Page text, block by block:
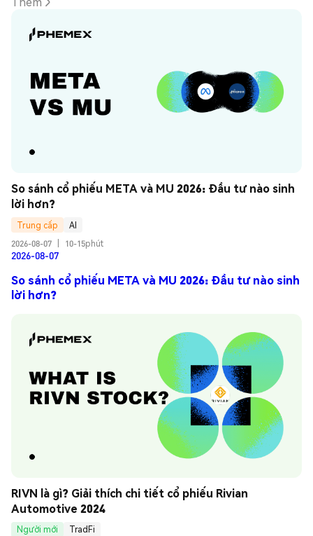
So sánh cổ phiếu META và MU 2026: Đầu tư nào sinh
lời hơn?
Trung cấp
AI
2026-08-07
10-15phút
2026-08-07
So sánh cổ phiếu META và MU 2026: Đầu tư nào sinh
lời hơn?
RIVN là gì? Giải thích chi tiết cổ phiếu Rivian
Automotive 2024
Người mới
TradFi